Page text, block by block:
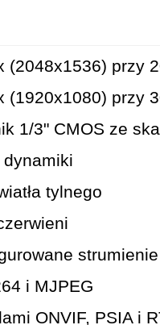
(2048x1536) przy
(1920x1080) przy
1/3" CMOS ze
tylnego
i MJPEG
ONVIF, PSIA i